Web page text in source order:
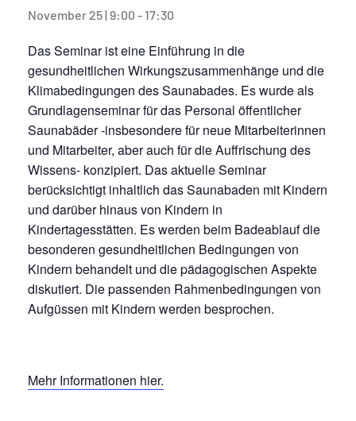
November 25 | 9:00 -17:30
Das Seminar ist eine Einführung in die
gesundheitlichen Wirkungszusammenhänge und die
Klimabedingungen des Saunabades. Es wurde als
Grundlagenseminar für das Personal öffentlicher
Saunabäder -insbesondere für neue Mitarbeiterinnen
und Mitarbeiter, aber auch für die Auffrischung des
Wissens- konzipiert. Das aktuelle Seminar
berücksichtigt inhaltlich das Saunabaden mit Kindern
und darüber hinaus von Kindern in
Kindertagesstätten. Es werden beim Badeablauf die
besonderen gesundheitlichen Bedingungen von
Kindern behandelt und die pädagogischen Aspekte
diskutiert. Die passenden Rahmenbedingungen von
Aufgüssen mit Kindern werden besprochen.
Mehr Informationen hier.